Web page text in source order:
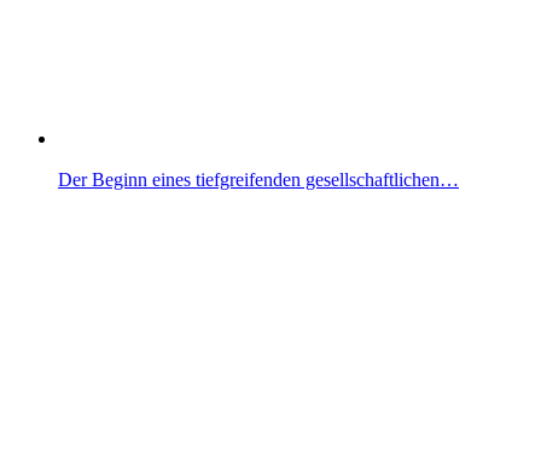
Der Beginn eines tiefgreifenden gesellschaftlichen…